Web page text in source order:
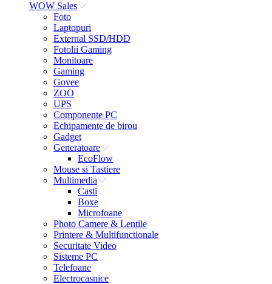
WOW Sales
Foto
Laptopuri
External SSD/HDD
Fotolii Gaming
Monitoare
Gaming
Govee
ZOO
UPS
Componente PC
Echipamente de birou
Gadget
Generatoare
EcoFlow
Mouse si Tastiere
Multimedia
Casti
Boxe
Microfoane
Photo Camere & Lentile
Printere & Multifunctionale
Securitate Video
Sisteme PC
Telefoane
Electrocasnice